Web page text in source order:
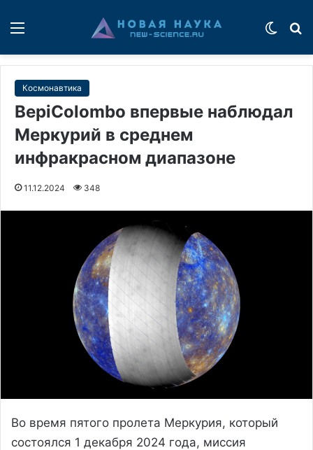
Космонавтика
BepiColombo впервые наблюдал
Меркурий в среднем
инфракрасном диапазоне
11.12.2024 348
Во время пятого пролета Меркурия, который
состоялся 1 декабря 2024 года, миссия